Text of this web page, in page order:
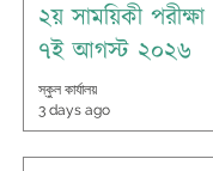
২য় সাময়িকী
৭ই আগস্ট ২০২৬
স্কুল কার্যালয়
3 days ago